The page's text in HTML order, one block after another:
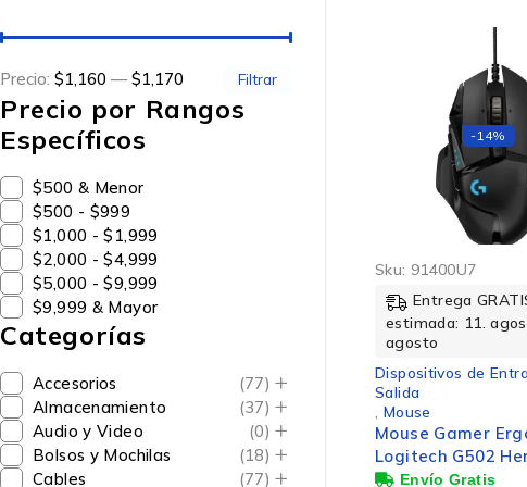
Filtrar
Precio: $1,160 — $1,170
Precio por Rangos
Específicos
$500 & Menor
$500 - $999
$1,000 - $1,999
$2,000 - $4,999
$5,000 - $9,999
$9,999 & Mayor
Categorías
Accesorios
(77)
Almacenamiento
(37)
Audio y Video
(0)
Bolsos y Mochilas
(18)
Cables
(77)
-14%
Sku: 91400U7
Entrega
estimada: 11.
agosto
Dispositivos de
Salida
Mouse
Mouse Gamer
Logitech G502
Alámbrico, Óptico,